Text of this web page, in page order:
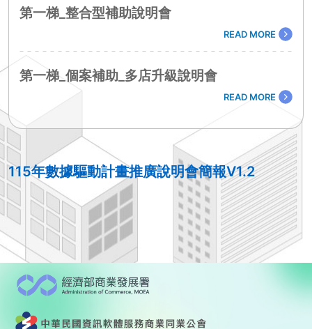
第一梯_整合型補助說明會
READ MORE
第一梯_個案補助_多店升級說明會
READ MORE
115年數據驅動計畫推廣說明會簡報V1.2